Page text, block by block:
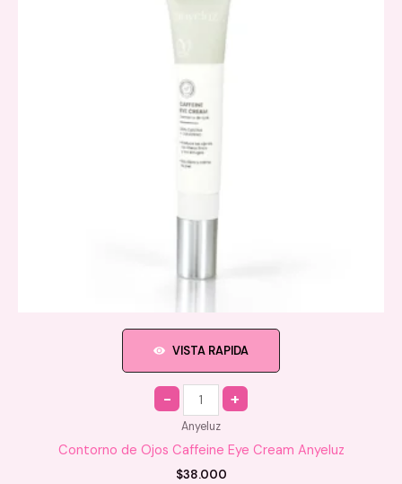
VISTA RAPIDA
Quantity
Anyeluz
Contorno de Ojos Caffeine Eye Cream Anyeluz
$38.000